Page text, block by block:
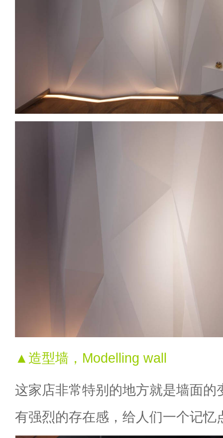
▲造型墙，Modelling wall
这家店非常特别的地方就是墙面的
有强烈的存在感，给人们一个记忆